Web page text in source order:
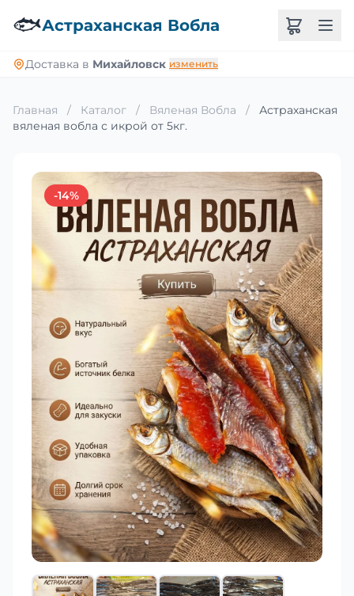
🐟Астраханская Вобла
Доставка в Михайловск изменить
Главная / Каталог / Вяленая Вобла /
Астраханская
вяленая вобла с икрой от 5кг.
-14%